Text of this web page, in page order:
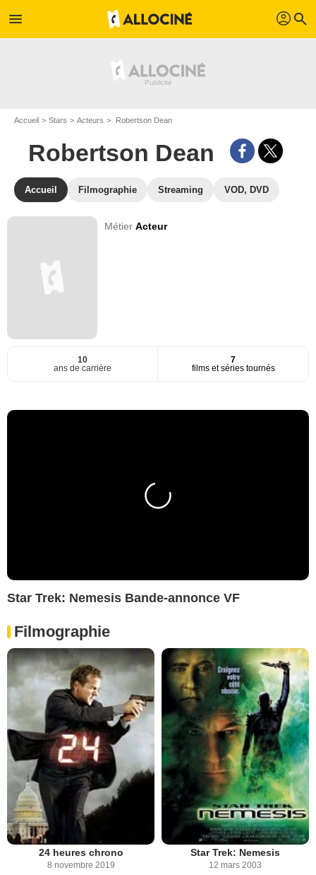
menu profil search
Accueil Stars Acteurs Robertson Dean
Robertson Dean
Accueil Filmographie Streaming VOD, DVD
MétierActeur
10
ans de carrière
7
films et séries tournés
Star Trek: Nemesis Bande-annonce VF
Filmographie
24 heures chrono
8 novembre 2019
Star Trek: Nemesis
12 mars 2003